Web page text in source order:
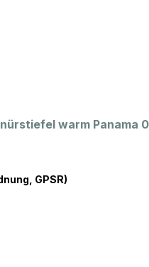
warm Panama
GPSR)